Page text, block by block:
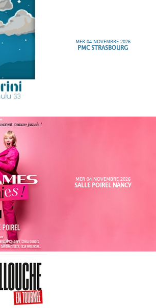
MER 04 NOVEMBRE 2026
PMC STRASBOURG
MER 04 NOVEMBRE 2026
SALLE POIREL NANCY